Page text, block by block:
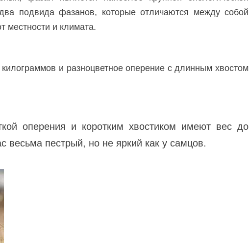
подвида фазанов, которые отличаются между собой
местности и климата.
и разноцветное оперение с длинным хвостом
оперения и коротким хвостиком имеют вес до
весьма пестрый, но не яркий как у самцов.